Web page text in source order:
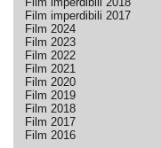
Film imperdibili 2017
Film 2024
Film 2023
Film 2022
Film 2021
Film 2020
Film 2019
Film 2018
Film 2017
Film 2016